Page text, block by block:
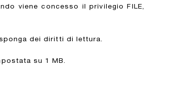
viene concesso il privilegio FILE,
dei diritti di lettura.
su 1 MB.